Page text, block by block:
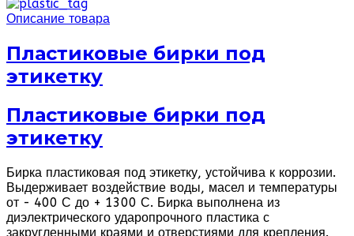
Описание товара
Пластиковые бирки под
этикетку
Пластиковые бирки под
этикетку
Бирка пластиковая под этикетку, устойчива к коррозии.
Выдерживает воздействие воды, масел и температуры
от - 400 С до + 1300 С. Бирка выполнена из
диэлектрического ударопрочного пластика с
закругленными краями и отверстиями для крепления.